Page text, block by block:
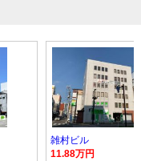
雑村ビル
11.88万円